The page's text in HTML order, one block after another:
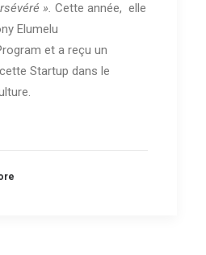
». Cette année, elle
Elumelu
et a reçu un
Startup dans le